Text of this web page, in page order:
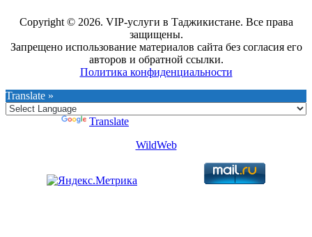
Copyright © 2026. VIP-услуги в Таджикистане. Все права
защищены.
Запрещено использование материалов сайта без согласия его
авторов и обратной ссылки.
Политика конфиденциальности
Translate »
Translate
WildWeb